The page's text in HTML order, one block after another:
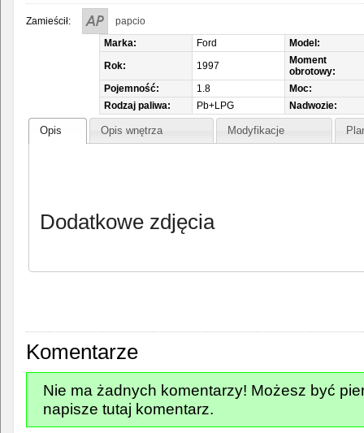
Zamieścił:
papcio
Marka:
Ford
Model:
Rok:
1997
Moment
obrotowy:
Pojemność:
1.8
Moc:
Rodzaj paliwa:
Pb+LPG Nadwozie:
Opis Opis wnętrza Modyfikacje
Dodatkowe zdjęcia
Komentarze
Nie ma żadnych komentarzy! Możesz być
napisze tutaj komentarz.